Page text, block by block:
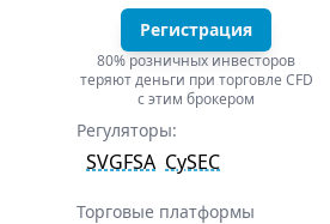
Регистрация
80% розничных инвесторов
теряют деньги при торговле CFD
с этим брокером
Регуляторы:
SVGFSA CySEC
Торговые платформы